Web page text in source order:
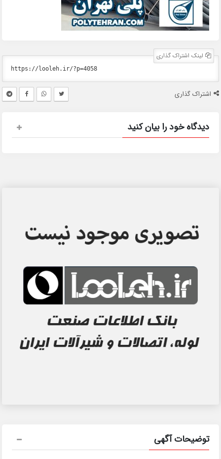
لینک اشتراک گذاری
اشتراک گذاری
دیدگاه خود را بیان کنید
توضیحات آگهی